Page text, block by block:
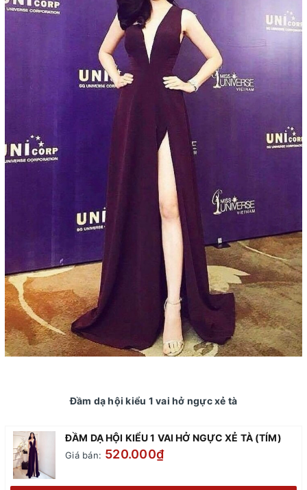
Đầm dạ hội kiểu 1 vai hở ngực xẻ tà
ĐẦM DẠ HỘI KIỂU 1 VAI HỞ NGỰC XẺ TÀ (TÍM)
Giá bán: 520.000₫